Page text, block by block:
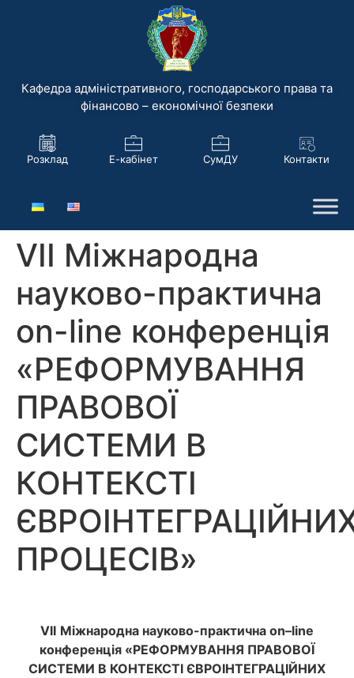
Кафедра адміністративного, господарського права та
фінансово – економічної безпеки
Розклад Е-кабінет СумДУ Контакти
VIІ Міжнародна
науково-практична
on-line конференція
«РЕФОРМУВАННЯ
ПРАВОВОЇ
СИСТЕМИ В
КОНТЕКСТІ
ПРОЦЕСІВ»
VIІ Міжнародна науково-практична on–line
конференція «РЕФОРМУВАННЯ ПРАВОВОЇ
СИСТЕМИ В КОНТЕКСТІ ЄВРОІНТЕГРАЦІЙНИХ